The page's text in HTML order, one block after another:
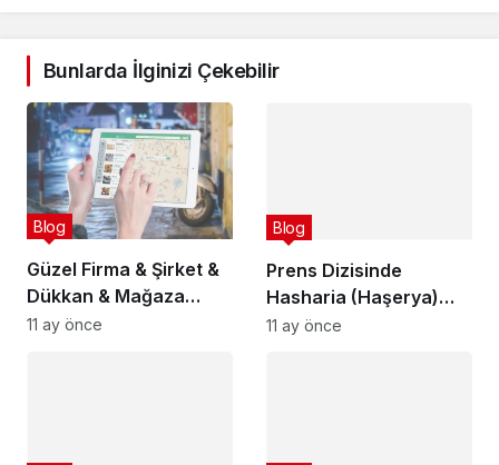
Bunlarda İlginizi Çekebilir
Güzel Firma & Şirket &
Dükkan & Mağaza
İsimleri Bulmak
Blog
11 ay önce
Prens Dizisinde
Hasharia (Haşerya)
Öldü mü?
Blog
11 ay önce